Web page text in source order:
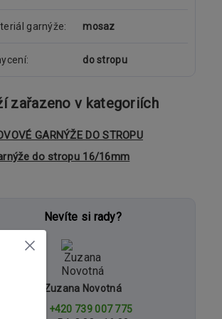
garnýže mosaz
do stropu
zařazeno v kategoriích
GARNÝŽE DO STROPU
do stropu 16/16mm
Nevíte si rady?
Zuzana Novotná
+420 739 007 775